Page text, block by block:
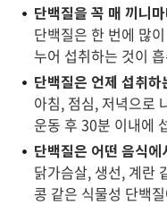
단백질을 꼭 매 끼니
단백질은 한 번에 많
누어 섭취하는 것이
단백질은 언제 섭취
아침, 점심, 저녁으로
운동 후 30분 이내에
단백질은 어떤 음식
닭가슴살, 생선, 계란
콩 같은 식물성 단백